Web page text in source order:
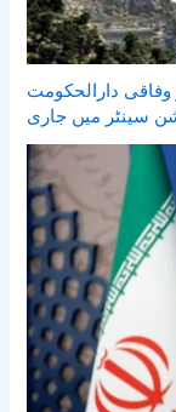
دارالحکومت
سینٹر میں جاری